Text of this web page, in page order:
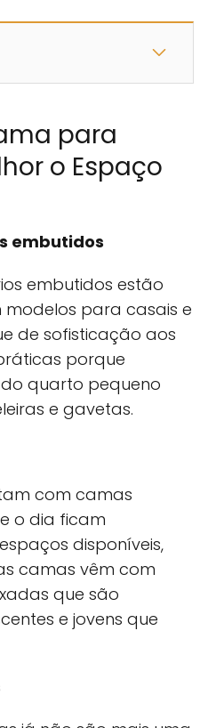
para
o Espaço
embutidos
embutidos estão
para casais e
de sofisticação aos
porque
quarto pequeno
e gavetas.
com camas
o dia ficam
disponíveis,
camas vêm com
que são
e jovens que